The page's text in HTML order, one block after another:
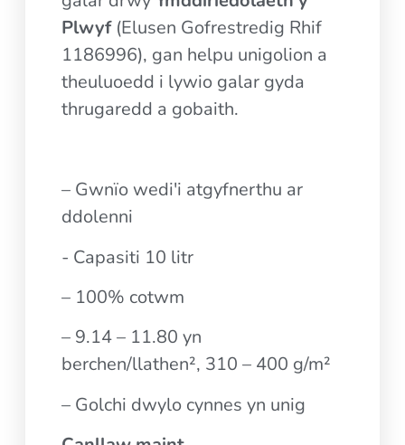
Plwyf(Elusen Gofrestredig Rhif
1186996), gan helpu unigolion a
theuluoedd i lywio galar gyda
thrugaredd a gobaith.
– Gwnïo wedi'i atgyfnerthu ar
ddolenni
- Capasiti 10 litr
– 100% cotwm
– 9.14 – 11.80 yn
berchen/llathen², 310 – 400 g/m²
– Golchi dwylo cynnes yn unig